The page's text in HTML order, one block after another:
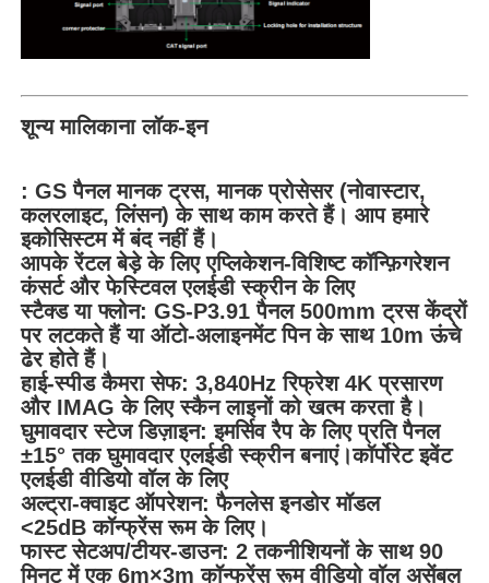
शून्य मालिकाना लॉक-इन
: GS पैनल मानक ट्रस, मानक प्रोसेसर (नोवास्टार,
कलरलाइट, लिंसन) के साथ काम करते हैं। आप हमारे
इकोसिस्टम में बंद नहीं हैं।
आपके रेंटल बेड़े के लिए एप्लिकेशन-विशिष्ट कॉन्फ़िगरेशन
कंसर्ट और फेस्टिवल एलईडी स्क्रीन के लिए
स्टैक्ड या फ्लोन: GS-P3.91 पैनल 500mm ट्रस केंद्रों
पर लटकते हैं या ऑटो-अलाइनमेंट पिन के साथ 10m ऊंचे
ढेर होते हैं।
हाई-स्पीड कैमरा सेफ: 3,840Hz रिफ्रेश 4K प्रसारण
और IMAG के लिए स्कैन लाइनों को खत्म करता है।
घुमावदार स्टेज डिज़ाइन: इमर्सिव रैप के लिए प्रति पैनल
±15° तक घुमावदार एलईडी स्क्रीन बनाएं।कॉर्पोरेट इवेंट
एलईडी वीडियो वॉल के लिए
अल्ट्रा-क्वाइट ऑपरेशन: फैनलेस इनडोर मॉडल
<25dB कॉन्फ्रेंस रूम के लिए।
फास्ट सेटअप/टीयर-डाउन: 2 तकनीशियनों के साथ 90
मिनट में एक 6m×3m कॉन्फ्रेंस रूम वीडियो वॉल असेंबल